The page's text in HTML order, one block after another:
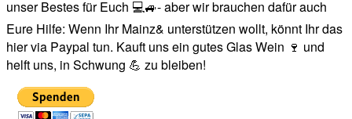
unser Bestes für Euch 💻🚙- aber wir brauchen dafür auch
Eure Hilfe: Wenn Ihr Mainz& unterstützen wollt, könnt Ihr das
hier via Paypal tun. Kauft uns ein gutes Glas Wein 🍷 und
helft uns, in Schwung 💪 zu bleiben!